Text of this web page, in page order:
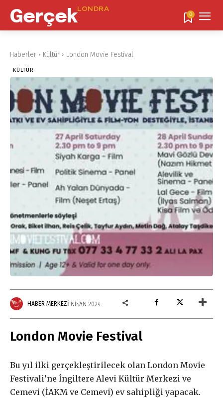
Gerçek ile
dayanışma aboneliği
GerçekLONDRA
0
Haberler Kültür London Movie Festival
KÜLTÜR
HABER MERKEZI NISAN 2024
London Movie Festival
Bu yıl ilki gerçekleştirilecek olan London Movie
Festivali’ne İngiltere Alevi Kültür Merkezi ve
Cemevi (İAKM ve Cemevi) ev sahipliği yapacak.